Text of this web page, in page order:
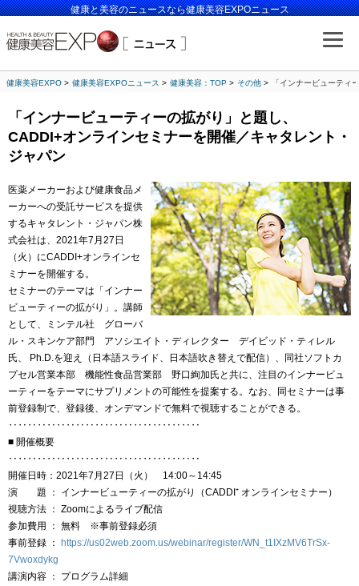
健康と美容のニュースなら健康美容EXPOニュース
健康美容EXPO 健康美容EXPOニュース 健康美容：TOP その他 「インナービューティ
「インナービューティーの拡がり」と題し、
CADDI+オンラインセミナーを開催／キャタレント・
ジャパン
医薬メーカーおよび健康食品メ
ーカーへの受託サービスを提供
するキャタレント・ジャパン株
式会社は、2021年7月27日
（火）にCADDI+オンラインセ
ミナーを開催する。
セミナーのテーマは「インナー
ビューティーの拡がり」。講師
として、ミンテル社 グローバ
ル・スキンケア部門 アソシエイト・ディレクター デイビッド・ティレル
氏、 Ph.D.を迎え（日本語スライド、日本語吹き替えで配信）、同社ソフトカ
プセル営業本部 機能性食品営業部 野口絢加氏と共に、注目のインナービュ
ーティーをテーマにサプリメントの可能性を提案する。なお、同セミナーは事
前登録制で、登録後、オンデマンドで無料で視聴することができる。
‥‥‥‥‥‥‥‥‥‥‥‥‥‥‥‥‥‥‥‥
■ 開催概要
‥‥‥‥‥‥‥‥‥‥‥‥‥‥‥‥‥‥‥‥
開催日時：2021年7月27日（火） 14:00～14:45
演 題 ： インナービューティーの拡がり（CADDI⁺ オンラインセミナー）
視聴方法 ： Zoomによるライブ配信
参加費用 ： 無料 ※事前登録必須
事前登録 ：
https://us02web.zoom.us/webinar/register/WN_t1IXzMV6TrSx-
7Vwoxdykg
講演内容 ： プログラム詳細